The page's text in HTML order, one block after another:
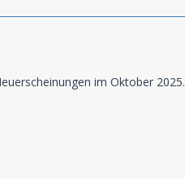
im Oktober 2025.